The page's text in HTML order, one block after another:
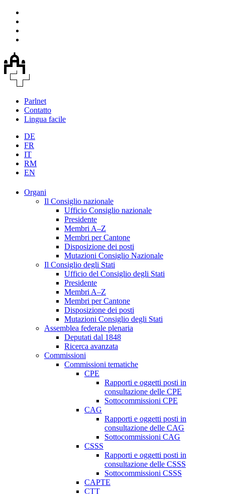
Parlnet
Contatto
Lingua facile
DE
FR
IT
RM
EN
Organi
Il Consiglio nazionale
Ufficio Consiglio nazionale
Presidente
Membri A–Z
Membri per Cantone
Disposizione dei posti
Mutazioni Consiglio Nazionale
Il Consiglio degli Stati
Ufficio del Consiglio degli Stati
Presidente
Membri A–Z
Membri per Cantone
Disposizione dei posti
Mutazioni Consiglio degli Stati
Assemblea federale plenaria
Deputati dal 1848
Ricerca avanzata
Commissioni
Commissioni tematiche
CPE
Rapporti e oggetti posti in
consultazione delle CPE
Sottocommissioni CPE
CAG
Rapporti e oggetti posti in
consultazione delle CAG
Sottocommissioni CAG
CSSS
Rapporti e oggetti posti in
consultazione delle CSSS
Sottocommissioni CSSS
CAPTE
CTT